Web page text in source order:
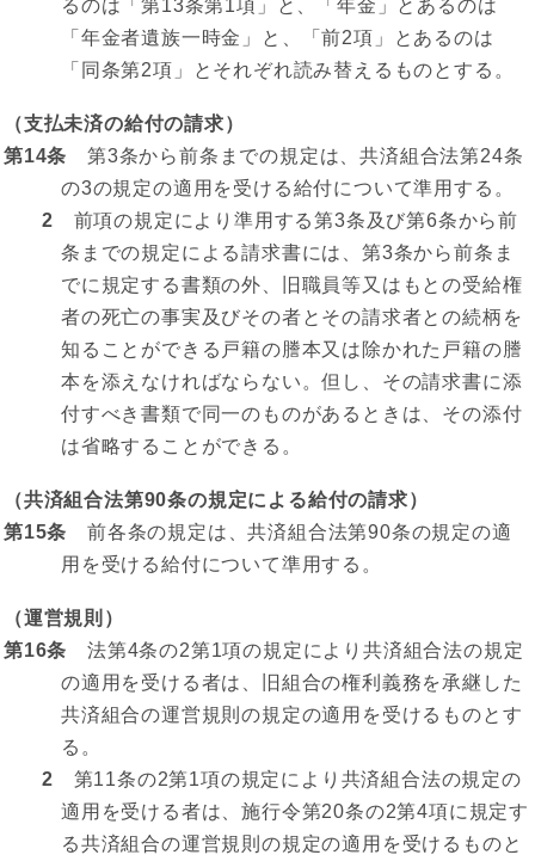
るのは「第13条第1項」と、「年金」とあるのは
「年金者遺族一時金」と、「前2項」とあるのは
「同条第2項」とそれぞれ読み替えるものとする。
（支払未済の給付の請求）
第14条 第3条から前条までの規定は、共済組合法第24条
の3の規定の適用を受ける給付について準用する。
2 前項の規定により準用する第3条及び第6条から前
条までの規定による請求書には、第3条から前条ま
でに規定する書類の外、旧職員等又はもとの受給権
者の死亡の事実及びその者とその請求者との続柄を
知ることができる戸籍の謄本又は除かれた戸籍の謄
本を添えなければならない。但し、その請求書に添
付すべき書類で同一のものがあるときは、その添付
は省略することができる。
（共済組合法第90条の規定による給付の請求）
第15条 前各条の規定は、共済組合法第90条の規定の適
用を受ける給付について準用する。
（運営規則）
第16条 法第4条の2第1項の規定により共済組合法の規定
の適用を受ける者は、旧組合の権利義務を承継した
共済組合の運営規則の規定の適用を受けるものとす
る。
2 第11条の2第1項の規定により共済組合法の規定の
適用を受ける者は、施行令第20条の2第4項に規定す
る共済組合の運営規則の規定の適用を受けるものと